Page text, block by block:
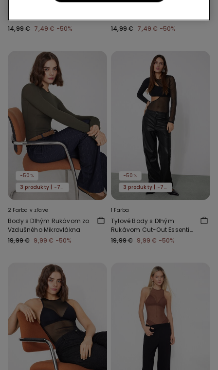
Ramienkami Cotton Cutie
14,99 € 7,49 € -50%
Ramienkami Cotton Cutie
14,99 € 7,49 € -50%
-50%
3 produkty | -70%
2 Farba v zľave
Body s Dlhým Rukávom zo
Vzdušného Mikrovlákna
19,99 € 9,99 € -50%
-50%
3 produkty | -70%
1 Farba
Tylové Body s Dlhým
Rukávom Cut-Out Essential
Tulle
19,99 € 9,99 € -50%